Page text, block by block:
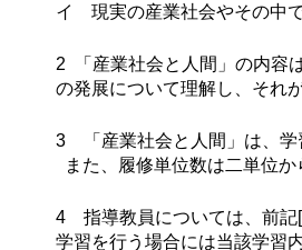
イ 現実の産業社会やその中
2 「産業社会と人間」の内容
の発展について理解し、それ
3 「産業社会と人間」は、学
また、履修単位数は二単位
4 指導教員については、前記
学習を行う場合には当該学習